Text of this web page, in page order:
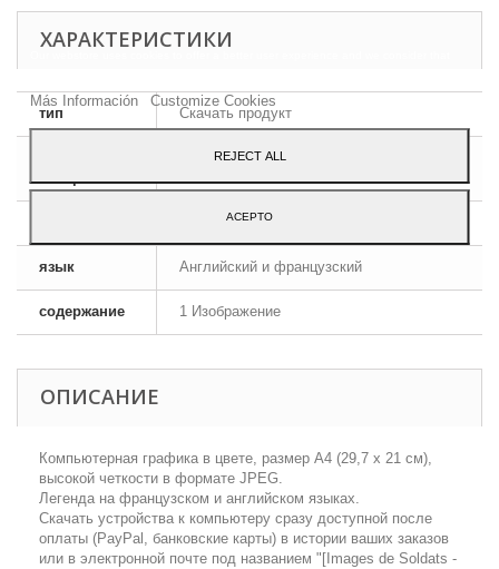
ХАРАКТЕРИСТИКИ
тип Скачать продукт
изображения
A4 - 29,7 x 21 cm
язык Английский и французский
содержание 1 Изображение
ОПИСАНИЕ
Компьютерная графика в цвете, размер А4 (29,7 х 21 см),
высокой четкости в формате JPEG.
Легенда на французском и английском языках.
Скачать устройства к компьютеру сразу доступной после
оплаты (PayPal, банковские карты) в истории ваших заказов
или в электронной почте под названием "[Images de Soldats -
Más Información Customize Cookies
REJECT ALL
ACEPTO